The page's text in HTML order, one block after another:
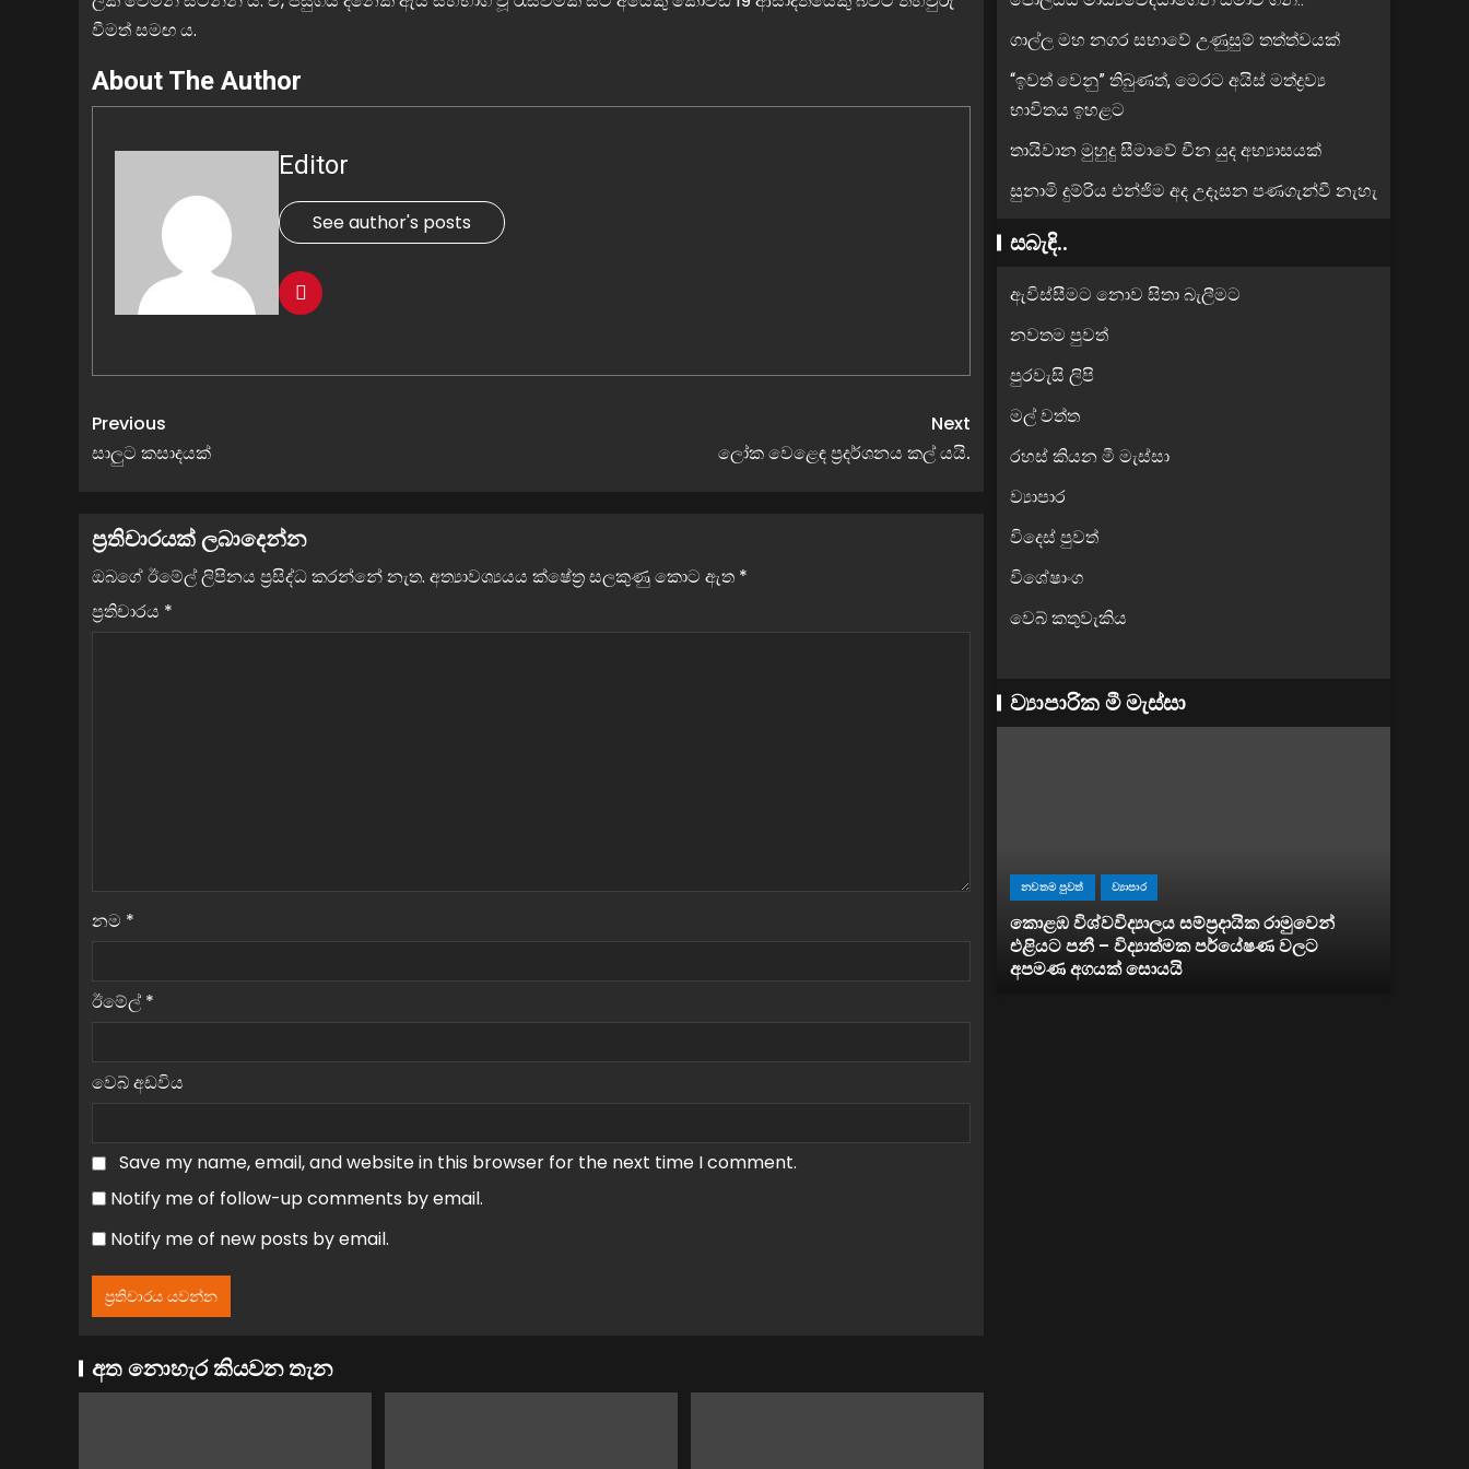
වීමත් සමඟ ය.
About The Author
Editor
See author's posts
Previous
සාලුට කසාදයක්
Next
ලෝක වෙළෙඳ ප්‍රදර්ශනය කල් යයි.
ප්‍රතිචාරයක් ලබාදෙන්න
ඔබගේ ඊමේල් ලිපිනය ප්‍රසිද්ධ කරන්නේ නැත. අත්‍යාවශ්‍යයය ක්ෂේත්‍ර සලකුණු කොට ඇත *
ප්‍රතිචාරය *
නම *
ඊමේල් *
වෙබ් අඩවිය
Save my name, email, and website in this browser for the next time I comment.
Notify me of follow-up comments by email.
Notify me of new posts by email.
අත නොහැර කියවන තැන
ගාල්ල මහ නගර සභාවේ උණුසුම් තත්ත්වයක්
“ඉවත් වෙනු” තිබුණත්, මෙරට අයිස් මත්ද්‍රව්‍ය
භාවිතය ඉහළට
තායිවාන මුහුදු සීමාවේ චීන යුද අභ්‍යාසයක්
සුනාමි දුම්රිය එන්ජිම අද උදෑසන පණගැන්වී නැහැ
සබැඳි..
ඇවිස්සීමට නොව සිතා බැලීමට
නවතම පුවත්
පුරවැසි ලිපි
මල් වත්ත
රහස් කියන මී මැස්සා
ව්‍යාපාර
විදෙස් පුවත්
විශේෂාංග
වෙබ් කතුවැකිය
ව්‍යාපාරික මී මැස්සා
ලංකාවේ ආර්ථිකය හාන්සියි : ෆිච් රේටින් ලංකාව
ව්‍යාපාර
වරද පිළිගනී – ජනතාවට ප්‍රවේශම් වන්නැයි දැනුම්
නවතම පුවත් ව්‍යාපාර
කොළඹ විශ්වවිද්‍යාලය සම්ප්‍රදායික රාමුවෙන්
එළියට පනී – විද්‍යාත්මක පර්යේෂණ වලට
අපමණ අගයක් සොයයි